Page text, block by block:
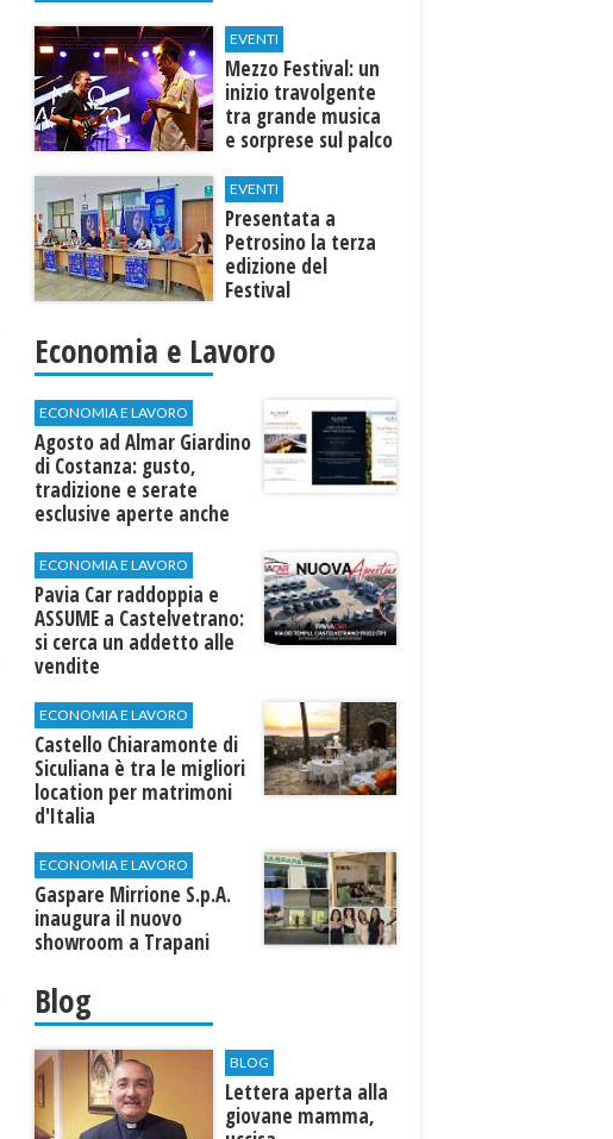
EVENTI
Mezzo Festival: un
inizio travolgente
tra grande musica
e sorprese sul palco
EVENTI
Presentata a
Petrosino la terza
edizione del
Festival
"Voci dal
Economia e Lavoro
ECONOMIA E LAVORO
Agosto ad Almar Giardino
di Costanza: gusto,
tradizione e serate
esclusive aperte anche
ECONOMIA E LAVORO
Pavia Car raddoppia e
ASSUME a Castelvetrano:
si cerca un addetto alle
vendite
ECONOMIA E LAVORO
Castello Chiaramonte di
Siculiana è tra le migliori
location per matrimoni
d'Italia
ECONOMIA E LAVORO
​Gaspare Mirrione S.p.A.
inaugura il nuovo
showroom a Trapani
Blog
BLOG
Lettera aperta alla
giovane mamma,